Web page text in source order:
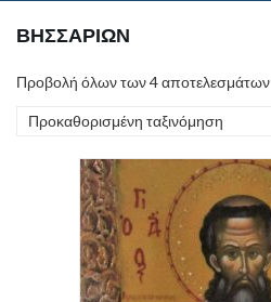
ΒΗΣΣΑΡΙΩΝ
Προβολή όλων των 4 αποτελεσμάτων
Προκαθορισμένη ταξινόμηση